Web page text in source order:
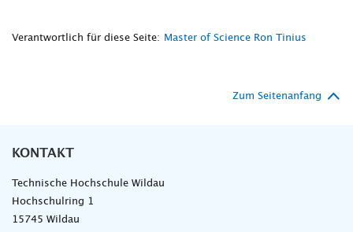
Verantwortlich für diese Seite: Master of Science Ron Tinius
Zum Seitenanfang
KONTAKT
Technische Hochschule Wildau
Hochschulring 1
15745 Wildau